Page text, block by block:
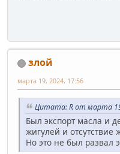
злой
марта 19, 2024, 17:56
Цитата: R от марта
Был экспорт масла и
жигулей и
Но это не был развал